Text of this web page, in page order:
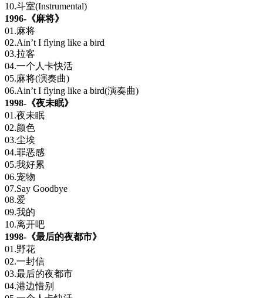
10.斗室(Instrumental)
1996-《麻将》
01.麻将
02.Ain’t I flying like a bird
03.拉客
04.一个人卡快活
05.麻将(演奏曲)
06.Ain’t I flying like a bird(演奏曲)
1998-《夜未眠》
01.夜未眠
02.颜色
03.尘埃
04.罪恶感
05.我好累
06.宠物
07.Say Goodbye
08.爱
09.我的
10.离开吧
1998-《最后的夜都市》
01.野花
02.一封信
03.最后的夜都市
04.港边惜别